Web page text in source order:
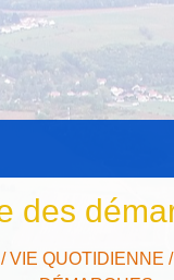
des
/VIE QUOTIDIENNE /